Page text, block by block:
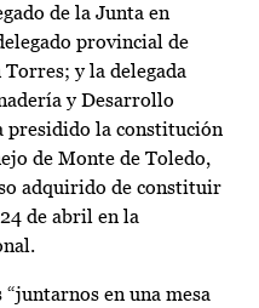
de la Junta en
provincial de
y la delegada
y Desarrollo
presidido la constitución
de Monte de Toledo,
adquirido de constituir
de abril en la
en una mesa